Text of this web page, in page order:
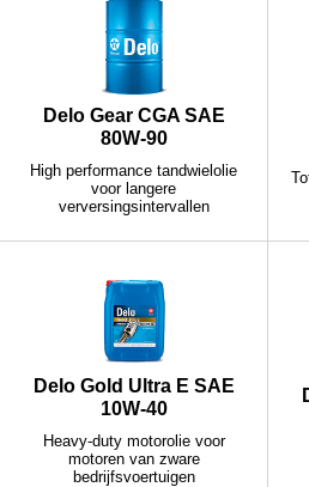
Delo Gear CGA SAE
80W-90
High performance tandwielolie
voor langere
verversingsintervallen
Delo Gold Ultra E SAE
10W-40
Heavy-duty motorolie voor
motoren van zware
bedrijfsvoertuigen